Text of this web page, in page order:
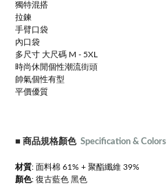
獨特混搭
拉鍊
手臂口袋
內口袋
多尺寸 大尺碼 M - 5XL
時尚休閒個性潮流街頭
帥氣個性有型
平價優質
■ 商品規格顏色 Specification & Colors
材質: 面料棉 61% + 聚酯纖維 39%
顏色: 復古藍色 黑色